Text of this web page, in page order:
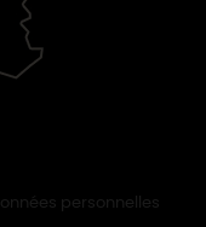
personnelles